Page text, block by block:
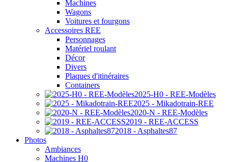
Machines
Wagons
Voitures et fourgons
Accessoires REE
Personnages
Matériel roulant
Décor
Divers
Plaques d'itinéraires
Containers
2025-H0 - REE-Modèles
2025 - Mikadotrain-REE
2020-N - REE-Modèles
2019 - REE-ACCESS
2018 - Asphaltes87
Photos
Ambiances
Machines H0